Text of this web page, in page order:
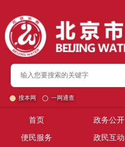
搜本网 一网通查
首页 政务公开
便民服务 政民互动